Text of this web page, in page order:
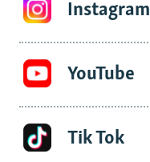
Instagram
YouTube
Tik Tok